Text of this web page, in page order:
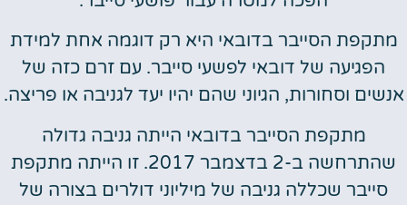
מתקפת הסייבר בדובאי היא רק דוגמה אחת למידת
הפגיעה של דובאי לפשעי סייבר. עם זרם כזה של
אנשים וסחורות, הגיוני שהם יהיו יעד לגניבה או פריצה.
מתקפת הסייבר בדובאי הייתה גניבה גדולה
שהתרחשה ב-2 בדצמבר 2017. זו הייתה מתקפת
סייבר שכללה גניבה של מיליוני דולרים בצורה של